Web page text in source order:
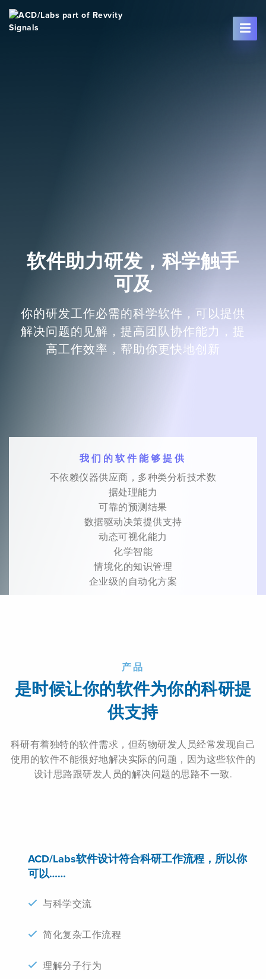
Skip To Content
软件助力研发，科学触手
可及
你的研发工作必需的科学软件，可以提供
解决问题的见解，提高团队协作能力，提
高工作效率，帮助你更快地创新
我们的软件能够提供
不依赖仪器供应商，多种类分析技术数
据处理能力
可靠的预测结果
数据驱动决策提供支持
动态可视化能力
化学智能
情境化的知识管理
企业级的自动化方案
产品
是时候让你的软件为你的科研提
供支持
科研有着独特的软件需求，但药物研发人员经常发现自己
使用的软件不能很好地解决实际的问题，因为这些软件的
设计思路跟研发人员的解决问题的思路不一致.
ACD/Labs软件设计符合科研工作流程，所以你
可以……
与科学交流
简化复杂工作流程
理解分子行为